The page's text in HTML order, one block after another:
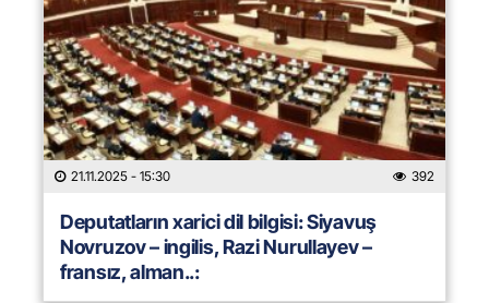
21.11.2025 - 15:30 392
Deputatların xarici dil bilgisi: Siyavuş
Novruzov – ingilis, Razi Nurullayev –
fransız, alman..: